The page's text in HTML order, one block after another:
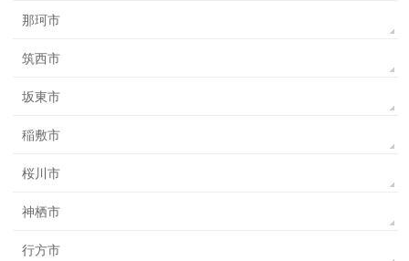
那珂市
筑西市
坂東市
稲敷市
桜川市
神栖市
行方市